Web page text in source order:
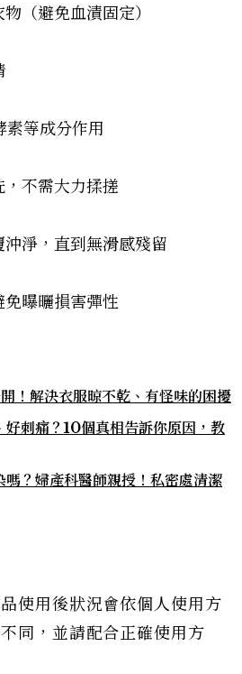
（避免血漬固定）
素等成分作用
不需大力揉搓
淨，直到無滑感殘留
曝曬損害彈性
！解決衣服晾不乾、有怪味的困擾
好刺痛？10個真相告訴你原因，教
嗎？婦產科醫師親授！私密處清潔
使用後狀況會依個人使用方
同，並請配合正確使用方